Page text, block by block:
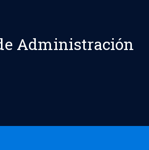
Administración